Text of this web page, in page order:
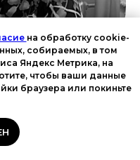
на обработку cookie-
собираемых, в том
Яндекс Метрика, на
чтобы ваши данные
браузера или покиньте